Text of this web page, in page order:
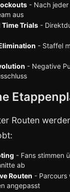
- Nach
aus
Trials -
- Staffel
- Negative
Routen
- Fans stimmen
ab
Routen - Parcours
angepasst